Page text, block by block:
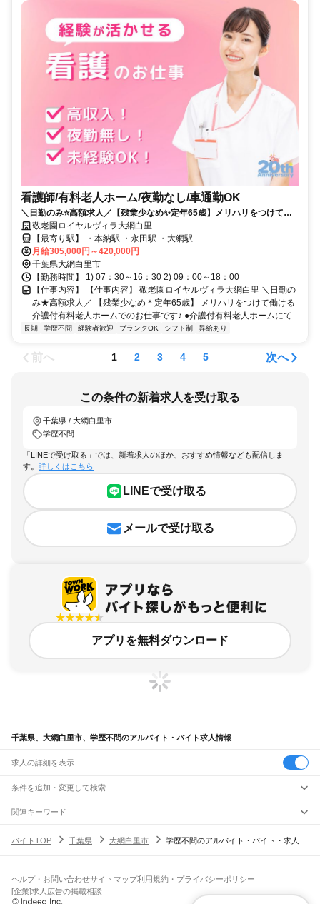
看護師/有料老人ホーム/夜勤なし/車通勤OK
＼日勤のみ⭐高額求人／【残業少なめ✨定年65歳】メリハリをつけて働
ける介護付有料老人ホームでのお仕事です✨
敬老園ロイヤルヴィラ大網白里
【最寄り駅】 ・本納駅 ・永田駅 ・大網駅
月給305,000円～420,000円
千葉県大網白里市
【勤務時間】 1) 07：30～16：30 2) 09：00～18：00
【仕事内容】 【仕事内容】 敬老園ロイヤルヴィラ大網白里 ＼日勤の
み★高額求人／ 【残業少なめ＊定年65歳】 メリハリをつけて働ける
介護付有料老人ホームでのお仕事です♪ ●介護付有料老人ホームにて...
長期 学歴不問 経験者歓迎 ブランクOK シフト制 昇給あり
前へ 1 2 3 4 5 次へ
この条件の新着求人を受け取る
千葉県 / 大網白里市
学歴不問
「LINEで受け取る」では、新着求人のほか、おすすめ情報なども配信しま
す。 詳しくはこちら
LINEで受け取る
メールで受け取る
アプリを無料ダウンロード
千葉県、大網白里市、学歴不問のアルバイト・バイト求人情報
求人の詳細を表示
条件を追加・変更して検索
市区町村を追加・変更
千葉県すべて
銚子市市川市船橋市館山市木更津市松戸市野田市茂原市成田市佐倉市
旭市習志野市柏市勝浦市 我孫子市鴨川市鎌ケ谷市
駅を追加・変更
南流山駅新松戸駅 新八柱駅 東松戸駅市川大野駅船橋法典駅 西船橋駅
JR中央・総武線
飲食・フードサービス
飲食・フードサービス
特徴を追加・変更
関連キーワード
千葉県 大網白里市 高校生千葉県 大網白里市 大学生
バイトTOP 千葉県 大網白里市 学歴不問のアルバイト・バイト・求人
ヘルプ・お問い合わせサイトマップ利用規約・プライバシーポリシー
[企業]求人広告の掲載相談